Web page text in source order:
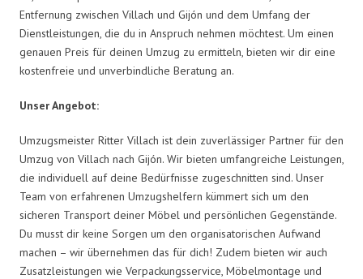
Entfernung zwischen Villach und Gijón und dem Umfang der
Dienstleistungen, die du in Anspruch nehmen möchtest. Um einen
genauen Preis für deinen Umzug zu ermitteln, bieten wir dir eine
kostenfreie und unverbindliche Beratung an.
Unser Angebot:
Umzugsmeister Ritter Villach ist dein zuverlässiger Partner für den
Umzug von Villach nach Gijón. Wir bieten umfangreiche Leistungen,
die individuell auf deine Bedürfnisse zugeschnitten sind. Unser
Team von erfahrenen Umzugshelfern kümmert sich um den
sicheren Transport deiner Möbel und persönlichen Gegenstände.
Du musst dir keine Sorgen um den organisatorischen Aufwand
machen – wir übernehmen das für dich! Zudem bieten wir auch
Zusatzleistungen wie Verpackungsservice, Möbelmontage und